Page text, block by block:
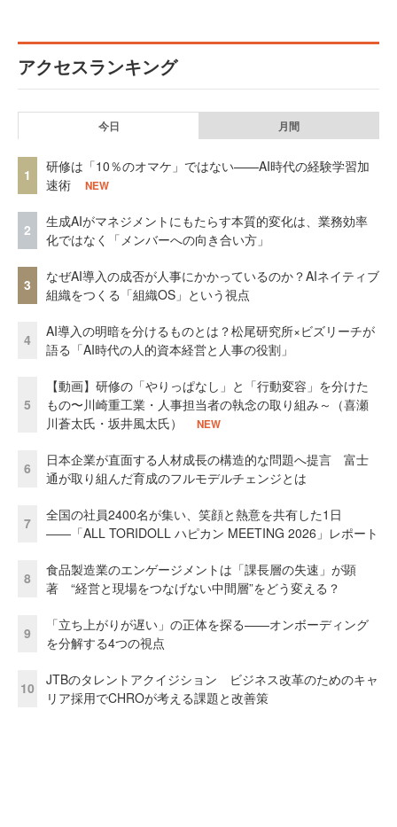
アクセスランキング
今日 月間
1
研修は「10％のオマケ」ではない——AI時代の経験学習加
速術
NEW
2
生成AIがマネジメントにもたらす本質的変化は、業務効率
化ではなく「メンバーへの向き合い方」
3
なぜAI導入の成否が人事にかかっているのか？AIネイティブ
組織をつくる「組織OS」という視点
4
AI導入の明暗を分けるものとは？松尾研究所×ビズリーチが
語る「AI時代の人的資本経営と人事の役割」
5
【動画】研修の「やりっぱなし」と「行動変容」を分けた
もの〜川崎重工業・人事担当者の執念の取り組み～（喜瀬
川蒼太氏・坂井風太氏）
NEW
6
日本企業が直面する人材成長の構造的な問題へ提言 富士
通が取り組んだ育成のフルモデルチェンジとは
7
全国の社員2400名が集い、笑顔と熱意を共有した1日
――「ALL TORIDOLL ハピカン MEETING 2026」レポート
8
食品製造業のエンゲージメントは「課長層の失速」が顕
著 “経営と現場をつなげない中間層”をどう変える？
9
「立ち上がりが遅い」の正体を探る——オンボーディング
を分解する4つの視点
10
JTBのタレントアクイジション ビジネス改革のためのキャ
リア採用でCHROが考える課題と改善策